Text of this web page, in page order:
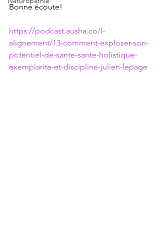
Bonne écoute!
https://podcast.ausha.co/l-
alignement/13-comment-exploser-son-
potentiel-de-sante-sante-holistique-
exemplarite-et-discipline-julien-lepage